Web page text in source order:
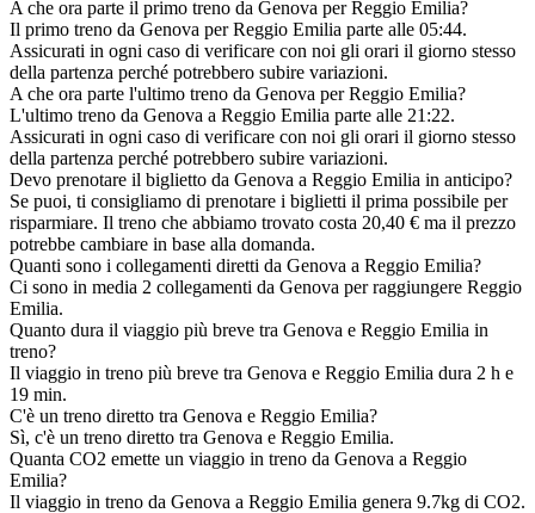
A che ora parte il primo treno da Genova per Reggio Emilia?
Il primo treno da Genova per Reggio Emilia parte alle 05:44.
Assicurati in ogni caso di verificare con noi gli orari il giorno stesso
della partenza perché potrebbero subire variazioni.
A che ora parte l'ultimo treno da Genova per Reggio Emilia?
L'ultimo treno da Genova a Reggio Emilia parte alle 21:22.
Assicurati in ogni caso di verificare con noi gli orari il giorno stesso
della partenza perché potrebbero subire variazioni.
Devo prenotare il biglietto da Genova a Reggio Emilia in anticipo?
Se puoi, ti consigliamo di prenotare i biglietti il prima possibile per
risparmiare. Il treno che abbiamo trovato costa 20,40 € ma il prezzo
potrebbe cambiare in base alla domanda.
Quanti sono i collegamenti diretti da Genova a Reggio Emilia?
Ci sono in media 2 collegamenti da Genova per raggiungere Reggio
Emilia.
Quanto dura il viaggio più breve tra Genova e Reggio Emilia in
treno?
Il viaggio in treno più breve tra Genova e Reggio Emilia dura 2 h e
19 min.
C'è un treno diretto tra Genova e Reggio Emilia?
Sì, c'è un treno diretto tra Genova e Reggio Emilia.
Quanta CO2 emette un viaggio in treno da Genova a Reggio
Emilia?
Il viaggio in treno da Genova a Reggio Emilia genera 9.7kg di CO2.